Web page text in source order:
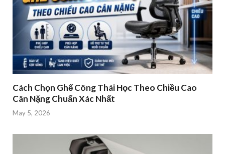
Cách Chọn Ghế Công Thái Học Theo Chiều Cao
Cân Nặng Chuẩn Xác Nhất
May 5, 2026